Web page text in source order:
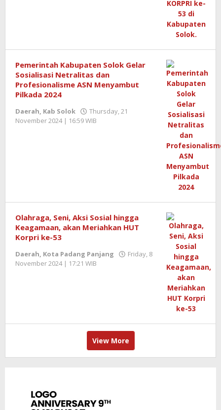
Pemerintah Kabupaten Solok Gelar
Sosialisasi Netralitas dan
Profesionalisme ASN Menyambut
Pilkada 2024
Daerah, Kab Solok
Thursday, 21
November 2024 | 16:59 WIB
Olahraga, Seni, Aksi Sosial hingga
Keagamaan, akan Meriahkan HUT
Korpri ke-53
Daerah, Kota Padang Panjang
Friday, 8
November 2024 | 17:21 WIB
View More